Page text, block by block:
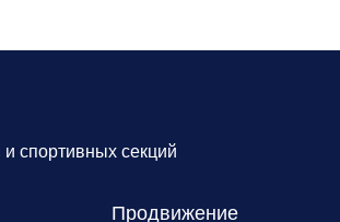
и спортивных секций
Продвижение